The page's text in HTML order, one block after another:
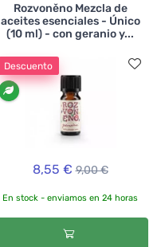
Rozvoněno Mezcla de
aceites esenciales - Único
(10 ml) - con geranio y...
Descuento
8,55 € 9,00 €
En stock - enviamos en 24 horas